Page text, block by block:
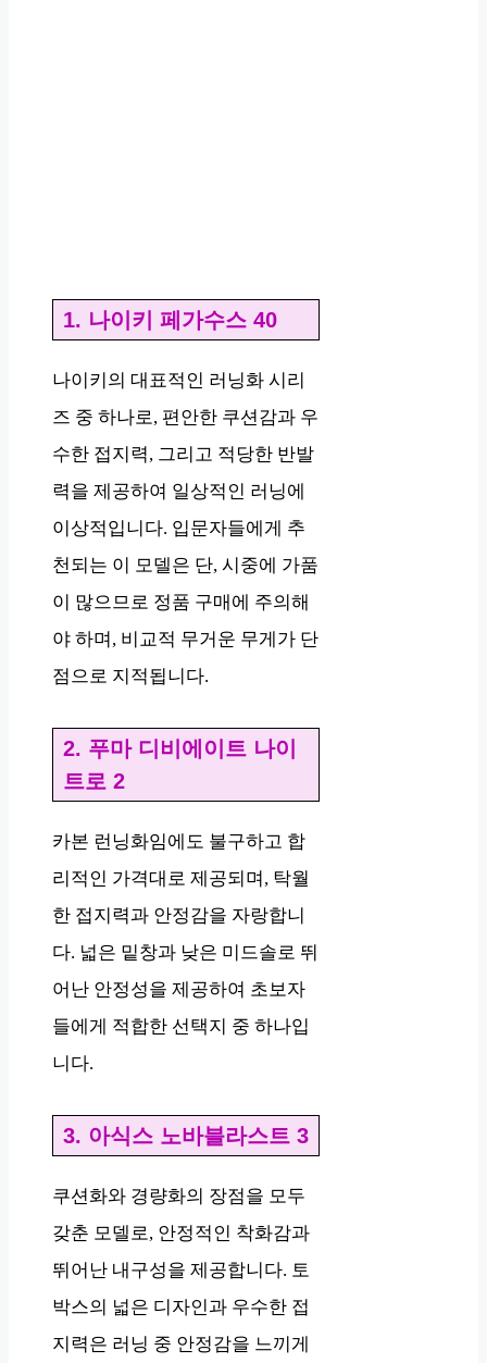
1. 나이키 페가수스 40
나이키의 대표적인 러닝화 시리
즈 중 하나로, 편안한 쿠션감과 우
수한 접지력, 그리고 적당한 반발
력을 제공하여 일상적인 러닝에
이상적입니다. 입문자들에게 추
천되는 이 모델은 단, 시중에 가품
이 많으므로 정품 구매에 주의해
야 하며, 비교적 무거운 무게가 단
점으로 지적됩니다.
2. 푸마 디비에이트 나이
트로 2
카본 런닝화임에도 불구하고 합
리적인 가격대로 제공되며, 탁월
한 접지력과 안정감을 자랑합니
다. 넓은 밑창과 낮은 미드솔로 뛰
어난 안정성을 제공하여 초보자
들에게 적합한 선택지 중 하나입
니다.
3. 아식스 노바블라스트 3
쿠션화와 경량화의 장점을 모두
갖춘 모델로, 안정적인 착화감과
뛰어난 내구성을 제공합니다. 토
박스의 넓은 디자인과 우수한 접
지력은 러닝 중 안정감을 느끼게